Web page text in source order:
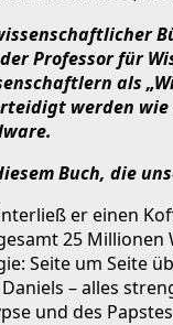
Professor für
als
werden wie
Buch, die
er einen
25
Seite um Seite
– alles
und des